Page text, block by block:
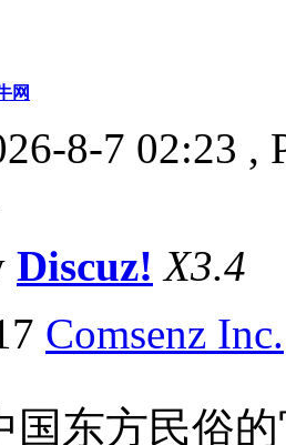
网
8-7 02:23 ,
Discuz! X3.4
Comsenz Inc.
国东方民俗